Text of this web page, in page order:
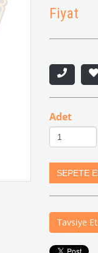
Fiyat
Adet
Tavsiye Et